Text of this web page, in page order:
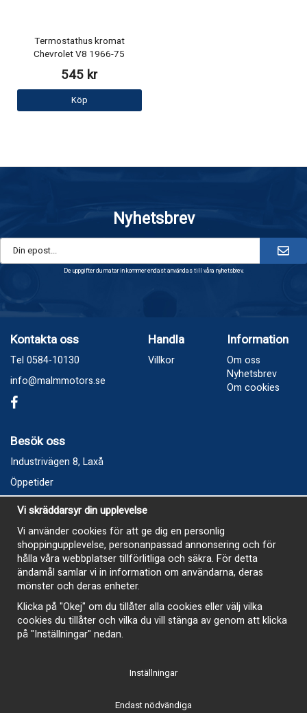
Termostathus kromat
Chevrolet V8 1966-75
545 kr
Köp
Nyhetsbrev
De uppgifter du matar in kommer endast användas till våra nyhetsbrev.
Kontakta oss
Tel 0584-10130
info@malmmotors.se
Handla
Villkor
Information
Om oss
Nyhetsbrev
Om cookies
Besök oss
Industrivägen 8, Laxå
Öppetider
Vecka 32
Måndag kl 9-12, kl 13 - 15
Onsdag kl 9-12, kl 13 - 15
Tisdag, Tordag och Fredag stängt
E-Handelsbutiken är öppen och paket skickas hela
sommaren
Vi skräddarsyr din upplevelse
Vi använder cookies för att ge dig en personlig
shoppingupplevelse, personanpassad annonsering och för
hålla våra webbplatser tillförlitliga och säkra. För detta
ändamål samlar vi in information om användarna, deras
mönster och deras enheter.
Klicka på "Okej" om du tillåter alla cookies eller välj vilka
cookies du tillåter och vilka du vill stänga av genom att klicka
på "Inställningar" nedan.
Inställningar
Endast nödvändiga